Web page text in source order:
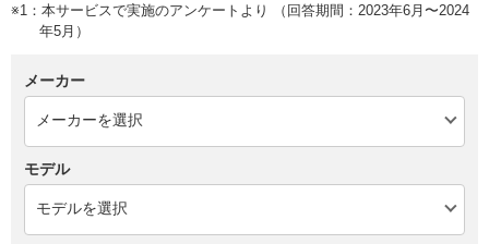
※1：本サービスで実施のアンケートより （回答期間：2023年6月〜2024
年5月）
メーカー
モデル